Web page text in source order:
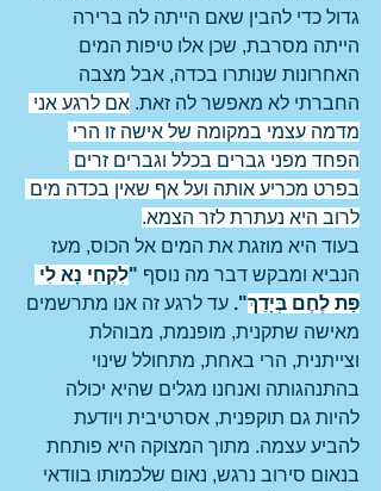
גדול כדי להבין שאם הייתה לה ברירה
הייתה מסרבת, שכן אלו טיפות המים
האחרונות שנותרו בכדה, אבל מצבה
החברתי לא מאפשר לה זאת. אם לרגע אני
מדמה עצמי במקומה של אישה זו הרי
הפחד מפני גברים בכלל וגברים זרים
בפרט מכריע אותה ועל אף שאין בכדה מים
לרוב היא נעתרת לזר הצמא.
בעוד היא מוזגת את המים אל הכוס, מעז
הנביא ומבקש דבר מה נוסף "לִקְחִי נָא לִי
פַּת לֶחֶם בְּיָדֵךְ". עד לרגע זה אנו מתרשמים
מאישה שתקנית, מופנמת, מבוהלת
וצייתנית, הרי באחת, מתחולל שינוי
בהתנהגותה ואנחנו מגלים שהיא יכולה
להיות גם תוקפנית, אסרטיבית ויודעת
להביע עצמה. מתוך המצוקה היא פותחת
בנאום סירוב נרגש, נאום שלכמותו בוודאי